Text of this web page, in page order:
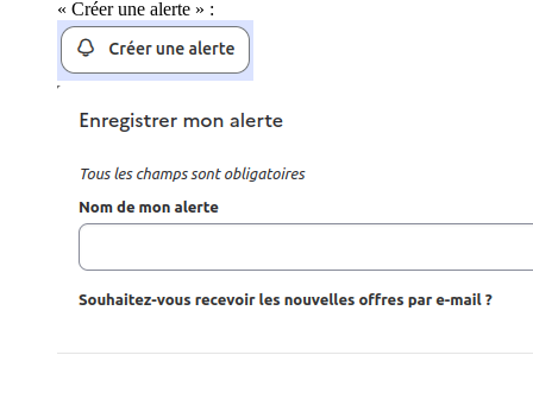
« Créer une alerte » :